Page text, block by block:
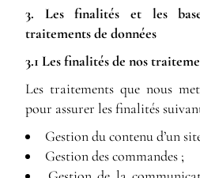
3. Les finalités et les
traitements de données
3.1 Les finalités de nos
Les traitements que nous
pour assurer les finalités
Gestion du contenu d’un
Gestion des commandes ;